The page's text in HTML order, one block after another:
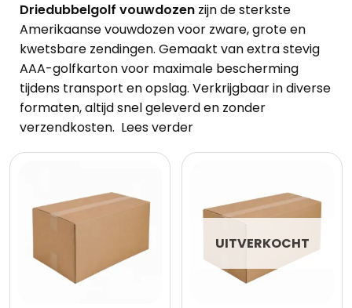
Driedubbelgolf vouwdozen zijn de sterkste
Amerikaanse vouwdozen voor zware, grote en
kwetsbare zendingen. Gemaakt van extra stevig
AAA-golfkarton voor maximale bescherming
tijdens transport en opslag. Verkrijgbaar in diverse
formaten, altijd snel geleverd en zonder
verzendkosten. Lees verder
UITVERKOCHT